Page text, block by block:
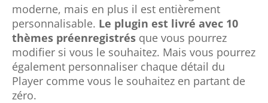
moderne, mais en plus il est entièrement
personnalisable. Le plugin est livré avec 10
thèmes préenregistrés que vous pourrez
modifier si vous le souhaitez. Mais vous pourrez
également personnaliser chaque détail du
Player comme vous le souhaitez en partant de
zéro.